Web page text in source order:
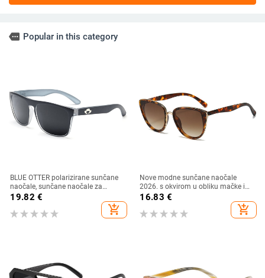
more Popular in this category
BLUE OTTER polarizirane sunčane
naočale, sunčane naočale za
sportove na otvorenom, sunčane
naočale za plažu, naočale za
ribolov, sunčane naočale za vožnju,
19.82 €
add_shopping_cart
Nove modne sunčane naočale
2026. s okvirom u obliku mačke i
zlatnim rubom - moderne,
16.83 €
add_shopping_cart